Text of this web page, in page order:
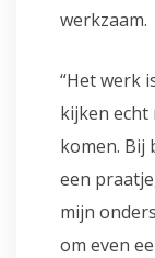
werkzaam.
“Het werk
kijken echt
komen. Bij
een
mijn
om even